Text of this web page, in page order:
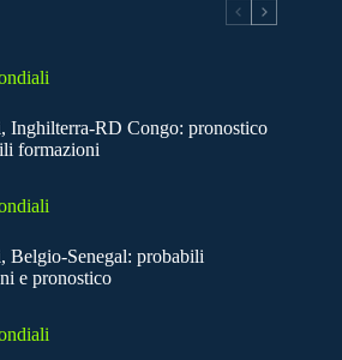
Inghilterra-RD Congo: pronostico
formazioni
Belgio-Senegal: probabili
e pronostico